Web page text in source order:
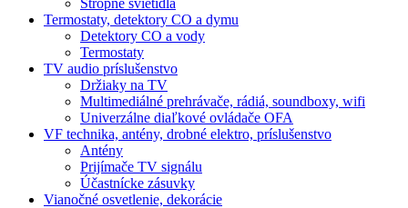
Stropné svietidlá
Termostaty, detektory CO a dymu
Detektory CO a vody
Termostaty
TV audio príslušenstvo
Držiaky na TV
Multimediálné prehrávače, rádiá, soundboxy, wifi
Univerzálne diaľkové ovládače OFA
VF technika, antény, drobné elektro, príslušenstvo
Antény
Prijímače TV signálu
Účastnícke zásuvky
Vianočné osvetlenie, dekorácie